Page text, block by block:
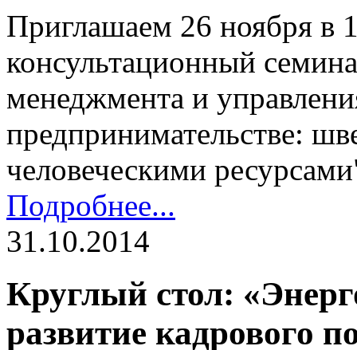
Приглашаем 26 ноября в
консультационный
менеджмента и
предпринимательстве:
человеческими
Подробнее...
31.10.2014
Круглый стол:
развитие кадрового